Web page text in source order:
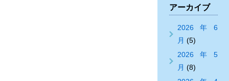
アーカイブ
2026年6
月 (5)
2026年5
月 (8)